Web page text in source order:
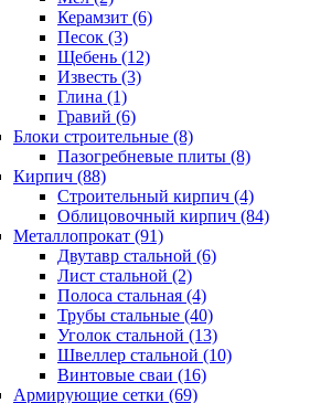
Керамзит (6)
Песок (3)
Щебень (12)
Известь (3)
Глина (1)
Гравий (6)
Блоки строительные (8)
Пазогребневые плиты (8)
Кирпич (88)
Строительный кирпич (4)
Облицовочный кирпич (84)
Металлопрокат (91)
Двутавр стальной (6)
Лист стальной (2)
Полоса стальная (4)
Трубы стальные (40)
Уголок стальной (13)
Швеллер стальной (10)
Винтовые сваи (16)
Армирующие сетки (69)